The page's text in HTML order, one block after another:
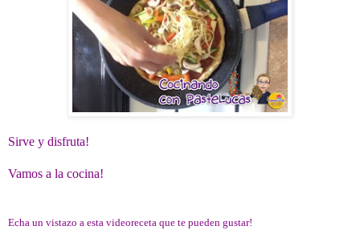
Sirve y disfruta!
Vamos a la cocina!
Echa un vistazo a esta videoreceta que te pueden gustar!